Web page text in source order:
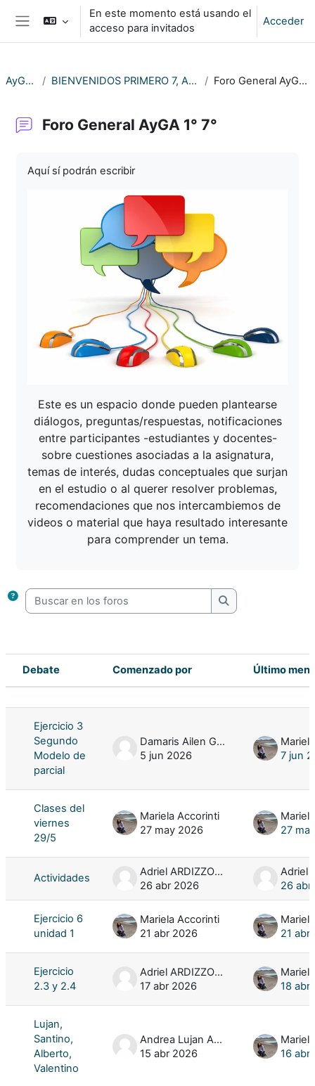
Salta al contenido principal
Panel lateral
En este momento está usando el
acceso para invitados
Acceder
AyGA17 BIENVENIDOS PRIMERO 7, AÑO 2026 Foro General AyGA 1° 7°
Foro General AyGA 1° 7°
Aquí sí podrán escribir
Este es un espacio donde pueden plantearse
diálogos, preguntas/respuestas, notificaciones
entre participantes -estudiantes y docentes-
sobre cuestiones asociadas a la asignatura,
temas de interés, dudas conceptuales que surjan
en el estudio o al querer resolver problemas,
recomendaciones que nos intercambiemos de
videos o material que haya resultado interesante
para comprender un tema.
Buscar en los foros
Buscar en los
Estado
Debate Comenzado por Último
Ejercicio 3
Segundo
Modelo de
parcial
Damaris Ailen GONZALEZ SANTELLAN
5 jun 2026
7 jun
Clases del
viernes
29/5
Mariela Accorinti
27 may 2026
27
Actividades
Adriel ARDIZZONE
26 abr 2026
26 abr
Ejercicio 6
unidad 1
Mariela Accorinti
21 abr 2026
21 abr
Ejercicio
2.3 y 2.4
Adriel ARDIZZONE
17 abr 2026
18 abr
Lujan,
Santino,
Alberto,
Valentino
Andrea Lujan AGUILAR SANCHEZ
15 abr 2026
16 abr